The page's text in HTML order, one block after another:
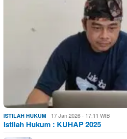
ISTILAH HUKUM 17 Jan 2026 - 17:11 WIB
Istilah Hukum : KUHAP 2025